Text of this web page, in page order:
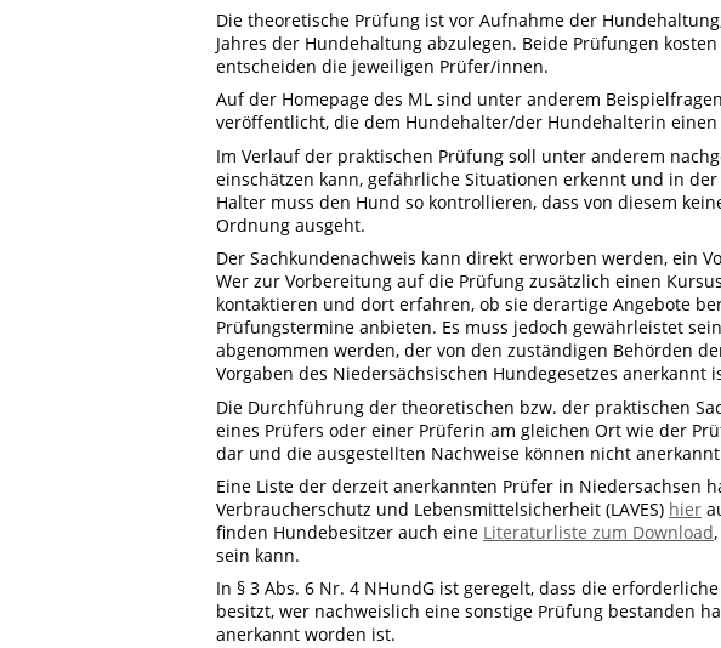
Die theoretische Prüfung ist vor Aufnahme der
Jahres der Hundehaltung abzulegen. Beide Prüfungen
entscheiden die jeweiligen Prüfer/innen.
Auf der Homepage des ML sind unter anderem
veröffentlicht, die dem Hundehalter/der Hundehalterin
Im Verlauf der praktischen Prüfung soll unter anderem
einschätzen kann, gefährliche Situationen erkennt und in
Halter muss den Hund so kontrollieren, dass von diesem
Ordnung ausgeht.
Der Sachkundenachweis kann direkt erworben werden, ein
Wer zur Vorbereitung auf die Prüfung zusätzlich einen
kontaktieren und dort erfahren, ob sie derartige Angebote
Prüfungstermine anbieten. Es muss jedoch gewährleistet
abgenommen werden, der von den zuständigen Behörden
Vorgaben des Niedersächsischen Hundegesetzes anerkannt
Die Durchführung der theoretischen bzw. der praktischen
eines Prüfers oder einer Prüferin am gleichen Ort wie der
dar und die ausgestellten Nachweise können nicht
Eine Liste der derzeit anerkannten Prüfer in Niedersachsen
Verbraucherschutz und Lebensmittelsicherheit (LAVES) hier
finden Hundebesitzer auch eine Literaturliste zum Download
sein kann.
In § 3 Abs. 6 Nr. 4 NHundG ist geregelt, dass die
besitzt, wer nachweislich eine sonstige Prüfung bestanden
anerkannt worden ist.